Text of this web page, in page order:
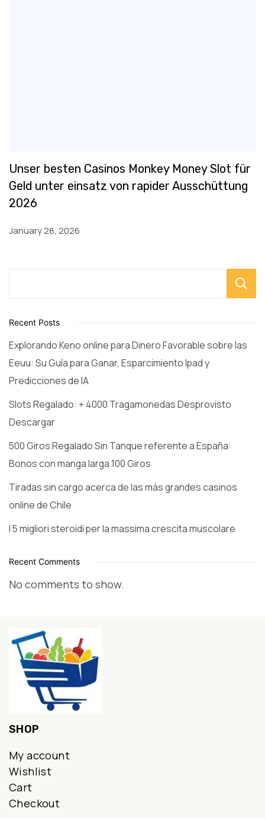
Unser besten Casinos Monkey Money Slot für
Geld unter einsatz von rapider Ausschüttung
2026
January 28, 2026
Recent Posts
Explorando Keno online para Dinero Favorable sobre las
Eeuu: Su Guía para Ganar, Esparcimiento Ipad y
Predicciones de IA
Slots Regalado: + 4000 Tragamonedas Desprovisto
Descargar
500 Giros Regalado Sin Tanque referente a España:
Bonos con manga larga 100 Giros
Tiradas sin cargo acerca de las más grandes casinos
online de Chile
I 5 migliori steroidi per la massima crescita muscolare
Recent Comments
No comments to show.
SHOP
My account
Wishlist
Cart
Checkout